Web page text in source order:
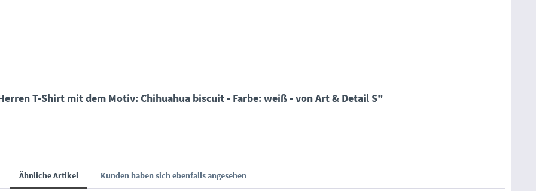
T-Shirt mit dem Motiv: Chihuahua biscuit - Farbe: weiß - von Art & Detail S"
Ähnliche Artikel Kunden haben sich ebenfalls angesehen